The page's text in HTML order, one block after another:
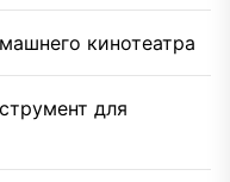
кинотеатра
для